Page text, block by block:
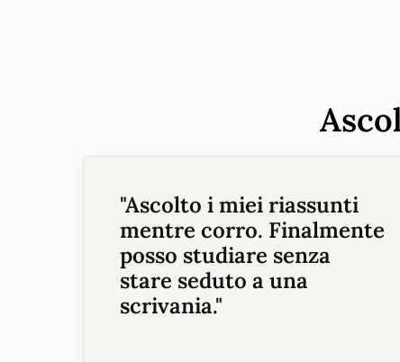
"Ascolto i miei riassunti
mentre corro. Finalmente
posso studiare senza
stare seduto a una
scrivania."